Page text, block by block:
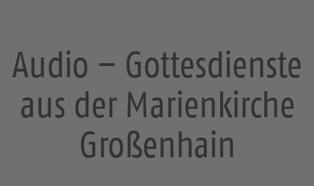
Audio – Gottesdienste
aus der Marienkirche
Großenhain